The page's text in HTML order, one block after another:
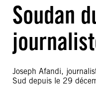
Soudan
Joseph Afandi,
Sud depuis le 29